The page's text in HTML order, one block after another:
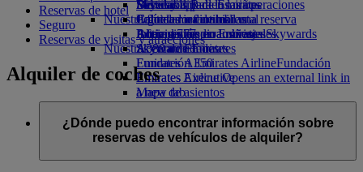
Bebidas
Nuestra flota
Boeing 777
A380 de Emirates
Emirates A350
Emirates Executive
Mapa de asientos
Diversión para los niños
Juguetes infantiles
Actividades para niños
Sostenibilidad en las operaciones
Política medioambiental
Informes medioambientales
Nuestras comunidades
Fundación Emirates AirlineFundación
Emirates Airline Opens an external link in
a new tab
Patrocinios
Skywards Rail
Calculadora de millas
Inicie sesión en Emirates Skywards
Skywards+
Móvil y app de Emirates
Cancelar o cambiar una reserva
Alteraciones en los viajes
Acerca de Emirates
Reservas de hotel
Seguro
Reservas de visitas y atracciones
Alquiler de coches
¿Dónde puedo encontrar información sobre
reservas de vehículos de alquiler?